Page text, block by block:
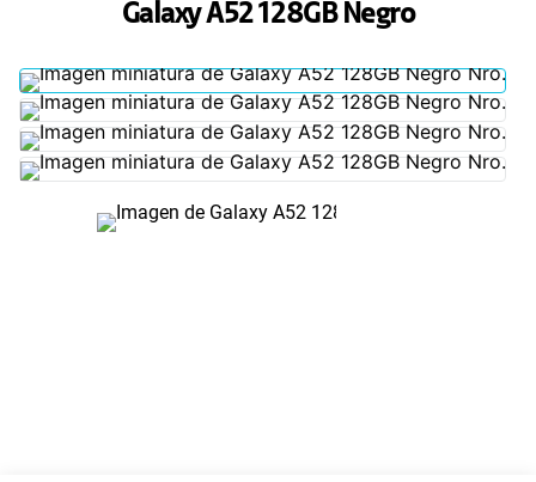
Galaxy A52 128GB Negro